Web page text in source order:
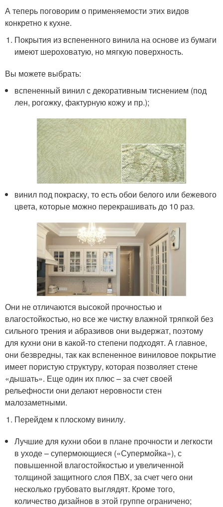
А теперь поговорим о применяемости этих видов
конкретно к кухне.
Покрытия из вспененного винила на основе из бумаги
имеют шероховатую, но мягкую поверхность.
Вы можете выбрать:
вспененный винил с декоративным тиснением (под
лен, рогожку, фактурную кожу и пр.);
винил под покраску, то есть обои белого или бежевого
цвета, которые можно перекрашивать до 10 раз.
Они не отличаются высокой прочностью и
влагостойкостью, но все же чистку влажной тряпкой без
сильного трения и абразивов они выдержат, поэтому
для кухни они в какой-то степени подходят. А главное,
они безвредны, так как вспененное виниловое покрытие
имеет пористую структуру, которая позволяет стене
«дышать». Еще один их плюс – за счет своей
рельефности они делают неровности стен
малозаметными.
Перейдем к плоскому винилу.
Лучшие для кухни обои в плане прочности и легкости
в уходе – супермоющиеся («Супермойка»), с
повышенной влагостойкостью и увеличенной
толщиной защитного слоя ПВХ, за счет чего они
несколько грубовато выглядят. Кроме того,
количество дизайнов в этой группе ограничено;